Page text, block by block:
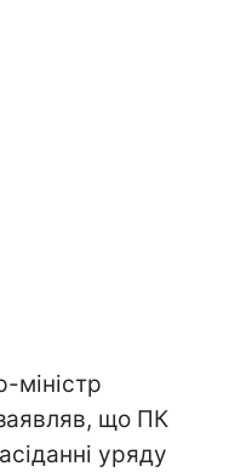
міністр
заявляв, що ПК
уряду